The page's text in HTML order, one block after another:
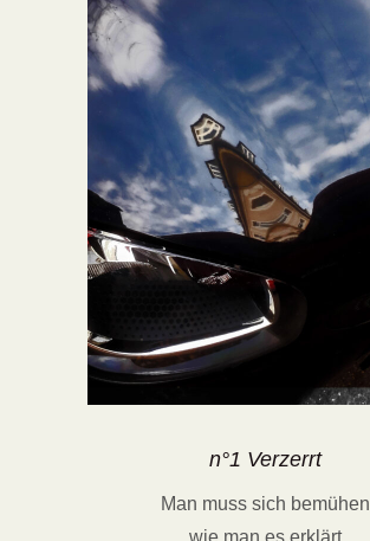
n°1 Verzerrt
Man muss sich bemühen
wie man es erklärt